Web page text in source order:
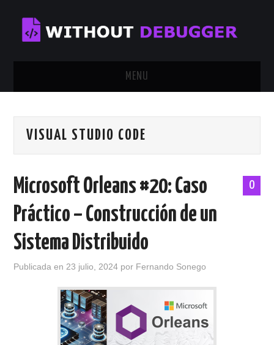
MENU
TUTORIALES
CONTÁCTAME
SOBRE MÍ
VISUAL STUDIO CODE
0
Microsoft Orleans #20: Caso
Práctico – Construcción de un
Sistema Distribuido
Publicada en23 julio, 2024 por Fernando Sonego